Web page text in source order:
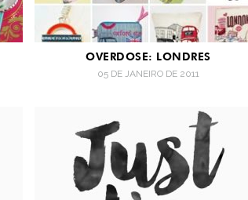
OVERDOSE: LONDRES
05 DE JANEIRO DE 2011